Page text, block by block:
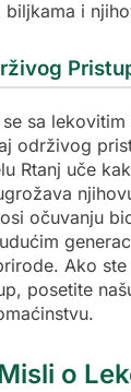
biljkama i
sa
održivog
Rtanj uče
očuvanju
Ako
posetite
o